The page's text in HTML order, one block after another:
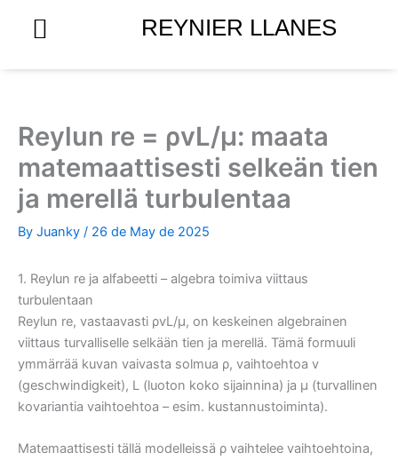
REYNIER LLANES
Reylun re = ρvL/μ: maata
matemaattisesti selkeän tien
ja merellä turbulentaa
By Juanky / 26 de May de 2025
1. Reylun re ja alfabeetti – algebra toimiva viittaus
turbulentaan
Reylun re, vastaavasti ρvL/μ, on keskeinen algebrainen
viittaus turvalliselle selkään tien ja merellä. Tämä formuuli
ymmärrää kuvan vaivasta solmua ρ, vaihtoehtoa v
(geschwindigkeit), L (luoton koko sijainnina) ja μ (turvallinen
kovariantia vaihtoehtoa – esim. kustannustoiminta).
Matemaattisesti tällä modelleissä ρ vaihtelee vaihtoehtoina,